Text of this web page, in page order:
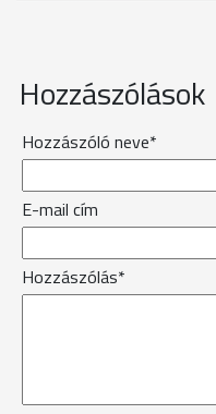
Hozzászólások
Hozzászóló neve*
E-mail cím
Hozzászólás*